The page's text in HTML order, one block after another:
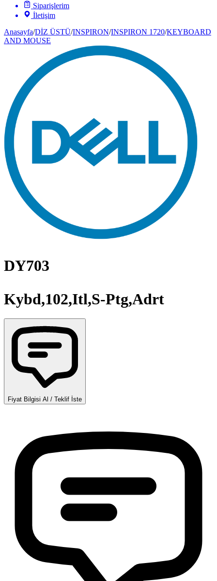
Siparişlerim
İletişim
Anasayfa/DİZ ÜSTÜ/INSPIRON/INSPIRON 1720/KEYBOARD
AND MOUSE
DY703
Kybd,102,Itl,S-Ptg,Adrt
Fiyat Bilgisi Al / Teklif İste